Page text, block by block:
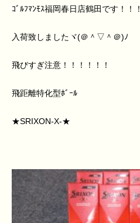
ｺﾞﾙﾌﾏﾝﾓｽ福岡春日店鶴田です！！！
入荷致しましたヾ(＠＾▽＾＠)ﾉ
飛びすぎ注意！！！！！！
飛距離特化型ﾎﾞｰﾙ
★SRIXON-X-★